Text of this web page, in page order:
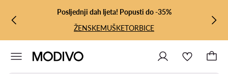
PRIJEĐI NA GLAVNI SADRŽAJ
PRIJEĐI NA PRETRAŽIVANJE
Posljednji dah ljeta! Popusti do -35%
ŽENSKEMUŠKETORBICE